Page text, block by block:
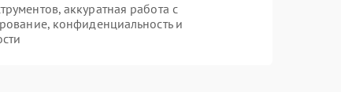
аккуратная работа с
конфиденциальность и